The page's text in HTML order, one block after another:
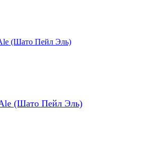
(Шато Пейл Эль)